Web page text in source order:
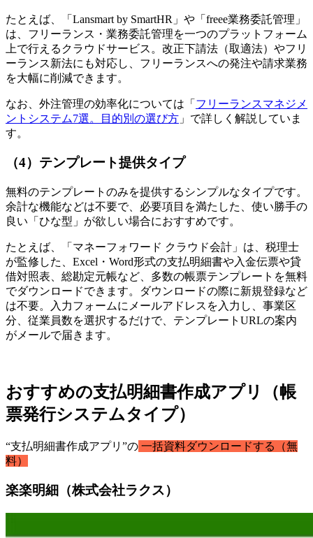
たとえば、「Lansmart by SmartHR」や「freee業務委託管理」
は、フリーランス・業務委託管理を一つのプラットフォーム
上で行えるクラウドサービス。改正下請法（取適法）やフリ
ーランス新法にも対応し、フリーランスへの発注や請求業務
を大幅に削減できます。
なお、外注管理の効率化については「 フリーランスマネジメ
ントシステム7選。目的別の選び方 」で詳しく解説していま
す。
（4）テンプレート提供タイプ
無料のテンプレートのみを提供するシンプルなタイプです。
余計な機能などは不要で、必要項目を満たした、使い勝手の
良い「ひな型」が欲しい場合におすすめです。
たとえば、「マネーフォワード クラウド会計」は、税理士
が監修した、Excel・Word形式の支払明細書や入金伝票や貸
借対照表、総勘定元帳など、多数の帳票テンプレートを無料
でダウンロードできます。ダウンロードの際に新規登録など
は不要。入力フォームにメールアドレスを入力し、事業区
分、従業員数を選択するだけで、テンプレートURLの案内
がメールで届きます。
おすすめの支払明細書作成アプリ（帳
票発行システムタイプ）
“支払明細書作成アプリ”の 一括資料ダウンロードする（無
料）
楽楽明細（株式会社ラクス）